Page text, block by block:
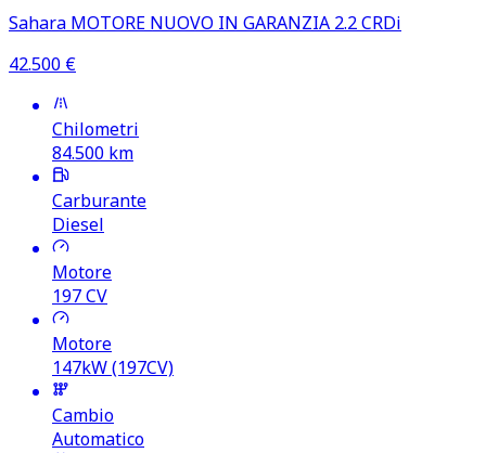
Sahara MOTORE NUOVO IN GARANZIA 2.2 CRDi
42.500 €
Chilometri
84.500 km
Carburante
Diesel
Motore
197CV
Motore
147kW (197CV)
Cambio
Automatico